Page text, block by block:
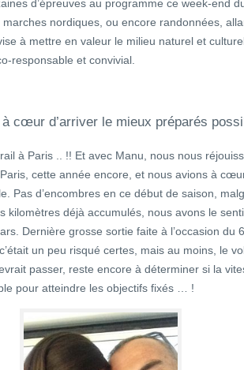
d’épreuves au programme ce week-end
nordiques, ou encore randonnées,
à mettre en valeur le milieu naturel et
responsable et convivial.
cœur d’arriver le mieux préparés
à Paris .. !! Et avec Manu, nous nous
cette année encore, et nous avions à
Pas d’encombres en ce début de saison,
kilomètres déjà accumulés, nous avons le
Dernière grosse sortie faite à l’occasion du
un peu risqué certes, mais au moins, le
passer, reste encore à déterminer si la
pour atteindre les objectifs fixés … !